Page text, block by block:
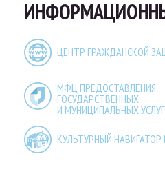
ЦЕНТР ГРАЖДАНСКОЙ
МФЦ ПРЕДОСТАВЛЕНИЯ
ГОСУДАРСТВЕННЫХ
И МУНИЦИПАЛЬНЫХ УСЛУГ
КУЛЬТУРНЫЙ